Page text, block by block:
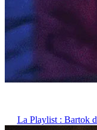
La Playlist : Bartok